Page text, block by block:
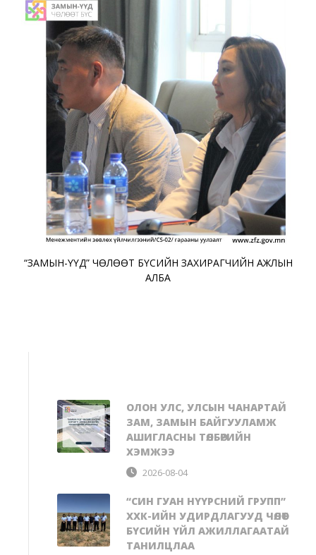
“ЗАМЫН-ҮҮД” ЧӨЛӨӨТ БҮСИЙН ЗАХИРАГЧИЙН АЖЛЫН
АЛБА
ОЛОН УЛС, УЛСЫН ЧАНАРТАЙ
ЗАМ, ЗАМЫН БАЙГУУЛАМЖ
АШИГЛАСНЫ ТӨЛБӨРИЙН
ХЭМЖЭЭ
2026-08-04
“СИН ГУАН НҮҮРСНИЙ ГРУПП”
ХХК-ИЙН УДИРДЛАГУУД ЧӨЛӨӨТ
БҮСИЙН ҮЙЛ АЖИЛЛАГААТАЙ
ТАНИЛЦЛАА